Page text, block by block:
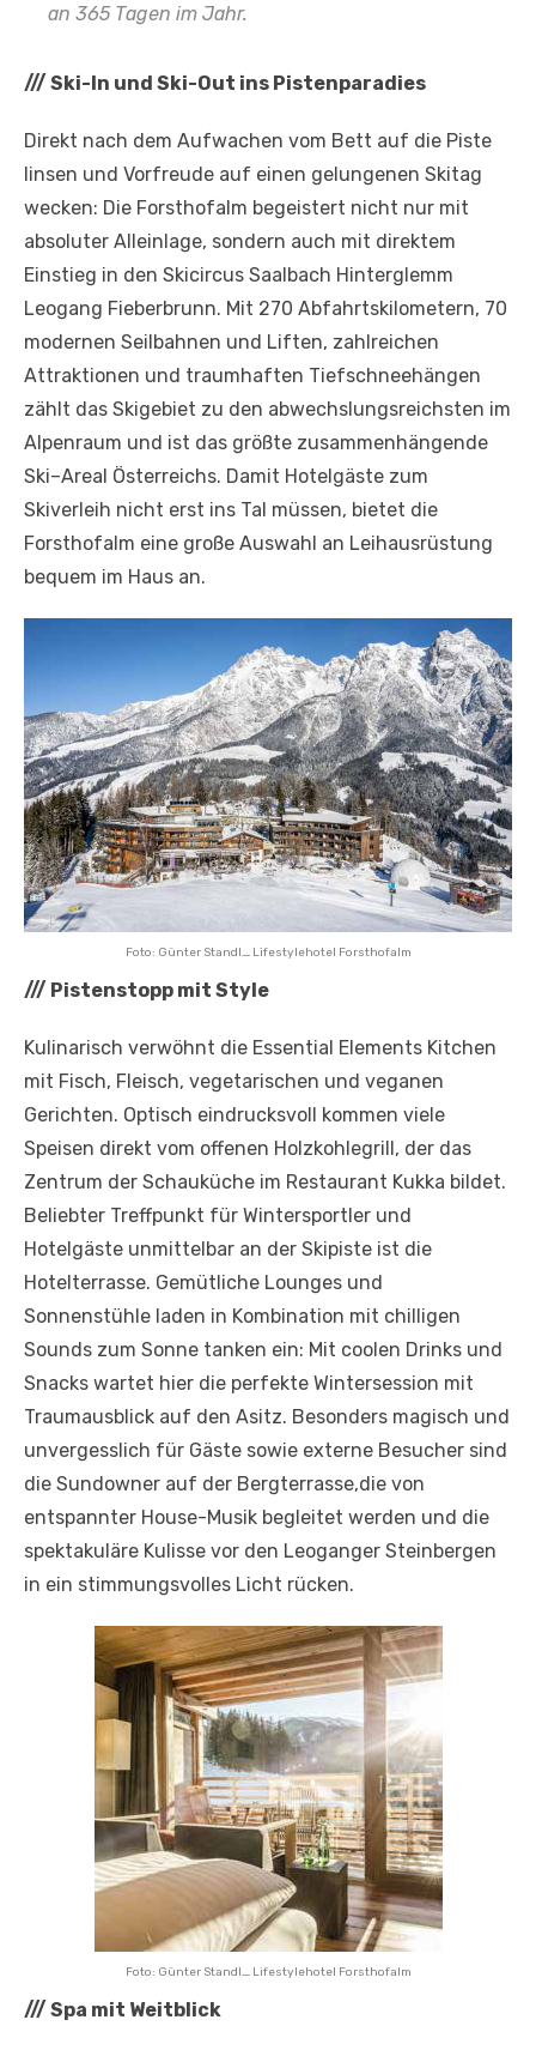
an 365 Tagen im Jahr.
/// Ski-In und Ski-Out ins Pistenparadies
Direkt nach dem Aufwachen vom Bett auf die Piste
linsen und Vorfreude auf einen gelungenen Skitag
wecken: Die Forsthofalm begeistert nicht nur mit
absoluter Alleinlage, sondern auch mit direktem
Einstieg in den Skicircus Saalbach Hinterglemm
Leogang Fieberbrunn. Mit 270 Abfahrtskilometern, 70
modernen Seilbahnen und Liften, zahlreichen
Attraktionen und traumhaften Tiefschneehängen
zählt das Skigebiet zu den abwechslungsreichsten im
Alpenraum und ist das größte zusammenhängende
Ski–Areal Österreichs. Damit Hotelgäste zum
Skiverleih nicht erst ins Tal müssen, bietet die
Forsthofalm eine große Auswahl an Leihausrüstung
bequem im Haus an.
Foto: Günter Standl_ Lifestylehotel Forsthofalm
/// Pistenstopp mit Style
Kulinarisch verwöhnt die Essential Elements Kitchen
mit Fisch, Fleisch, vegetarischen und veganen
Gerichten. Optisch eindrucksvoll kommen viele
Speisen direkt vom offenen Holzkohlegrill, der das
Zentrum der Schauküche im Restaurant Kukka bildet.
Beliebter Treffpunkt für Wintersportler und
Hotelgäste unmittelbar an der Skipiste ist die
Hotelterrasse. Gemütliche Lounges und
Sonnenstühle laden in Kombination mit chilligen
Sounds zum Sonne tanken ein: Mit coolen Drinks und
Snacks wartet hier die perfekte Wintersession mit
Traumausblick auf den Asitz. Besonders magisch und
unvergesslich für Gäste sowie externe Besucher sind
die Sundowner auf der Bergterrasse,die von
entspannter House-Musik begleitet werden und die
spektakuläre Kulisse vor den Leoganger Steinbergen
in ein stimmungsvolles Licht rücken.
Foto: Günter Standl_ Lifestylehotel Forsthofalm
/// Spa mit Weitblick